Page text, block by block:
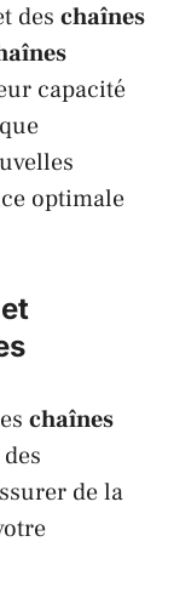
des chaînes
capacité
optimale
chaînes
de la